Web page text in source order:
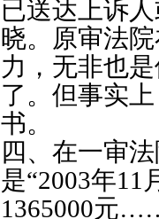
已送达上诉
晓。原审法
力，无非也
了。但事实
书。
四、在一审
是“2003年11
1365000元